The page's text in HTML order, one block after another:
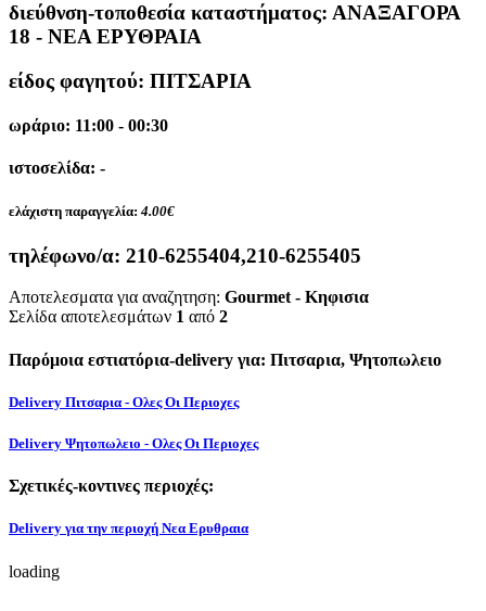
διεύθνση-τοποθεσία καταστήματος: ΑΝΑΞΑΓΟΡΑ
18 - ΝΕΑ ΕΡΥΘΡΑΙΑ
είδος φαγητού: ΠΙΤΣΑΡΙΑ
ωράριο: 11:00 - 00:30
ιστοσελίδα: -
ελάχιστη παραγγελία: 4.00€
τηλέφωνο/α: 210-6255404,210-6255405
Αποτελεσματα για αναζητηση: Gourmet - Κηφισια
Σελίδα αποτελεσμάτων 1 από 2
Παρόμοια εστιατόρια-delivery για: Πιτσαρια, Ψητοπωλειο
Delivery Πιτσαρια - Ολες Οι Περιοχες
Delivery Ψητοπωλειο - Ολες Οι Περιοχες
Σχετικές-κοντινες περιοχές:
Delivery για την περιοχή Νεα Ερυθραια
loading